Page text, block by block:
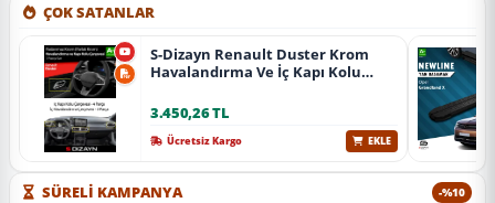
ÇOK SATANLAR
S-Dizayn Renault Duster Krom
Havalandırma Ve İç Kapı Kolu
Krom) A+ Kalite
3.450,26 TL
Ücretsiz Kargo EKLE
SÜRELİ KAMPANYA -%10